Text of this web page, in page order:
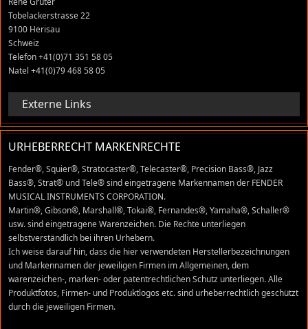
Tobelackerstrasse 22
9100 Herisau
Schweiz
Telefon +41(0)71 351 58 05
Natel +41(0)79 468 58 05
Externe Links
URHEBERRECHT MARKENRECHTE
Fender®, Squier®, Stratocaster®, Telecaster®, Precision Bass®, Jazz
Bass®, Strat® und Tele® sind eingetragene Markennamen der FENDER
MUSICAL INSTRUMENTS CORPORATION.
Martin®, Gibson®, Marshall®, Tokai®, Fernandes®, Yamaha®, Schaller®
usw. sind eingetragene Warenzeichen. Die Rechte unterliegen
selbstverständlich bei ihren Urhebern.
Ich weise darauf hin, dass die hier verwendeten Herstellerbezeichnungen
und Markennamen der jeweiligen Firmen im Allgemeinen, dem
warenzeichen-, marken- oder patentrechtlichen Schutz unterliegen. Alle
Produktfotos, Firmen- und Produktlogos etc. sind urheberrechtlich geschützt
durch die jeweiligen Firmen.